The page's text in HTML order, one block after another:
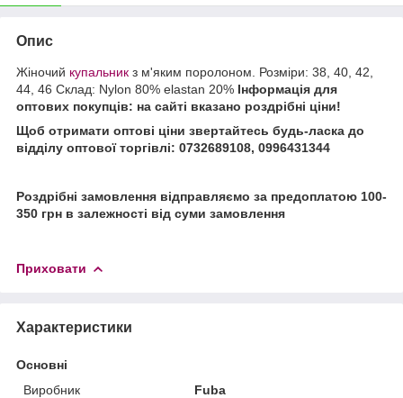
Опис
Жіночий купальник з м'яким поролоном. Розміри: 38, 40, 42,
44, 46 Склад: Nylon 80% elastan 20% Інформація для
оптових покупців: на сайті вказано роздрібні ціни!
Щоб отримати оптові ціни звертайтесь будь-ласка до
відділу оптової торгівлі: 0732689108, 0996431344
Роздрібні замовлення відправляємо за предоплатою 100-
350 грн в залежності від суми замовлення
Приховати
Характеристики
Основні
Виробник
Fuba